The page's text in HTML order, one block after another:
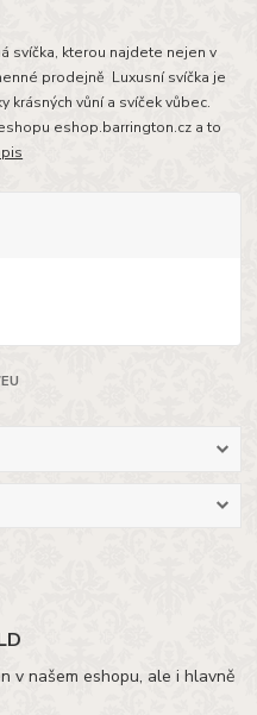
svíčka, kterou najdete nejen v
prodejně Luxusní svíčka je
krásných vůní a svíček vůbec.
eshop.barrington.cz a to
v našem eshopu, ale i hlavně